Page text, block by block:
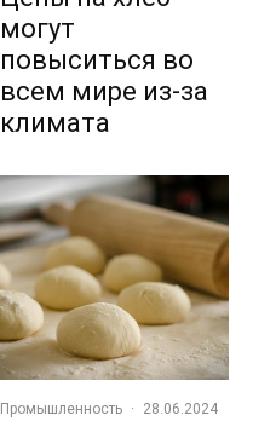
могут
повыситься во
всем мире из-за
климата
Промышленность · 28.06.2024